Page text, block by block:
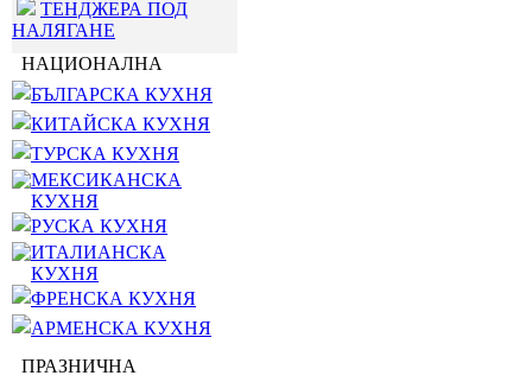
ТЕНДЖЕРА ПОД
НАЛЯГАНЕ
НАЦИОНАЛНА
БЪЛГАРСКА КУХНЯ
КИТАЙСКА КУХНЯ
ТУРСКА КУХНЯ
МЕКСИКАНСКА
КУХНЯ
РУСКА КУХНЯ
ИТАЛИАНСКА
КУХНЯ
ФРЕНСКА КУХНЯ
АРМЕНСКА КУХНЯ
ПРАЗНИЧНА